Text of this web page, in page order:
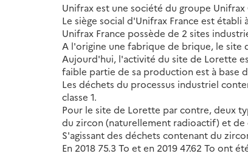
Unifrax est une société du groupe
Le siège social d'Unifrax France est établi
Unifrax France possède de 2 sites
A l'origine une fabrique de brique, le site
Aujourd'hui, l'activité du site de Lorette
faible partie de sa production est à base
Les déchets du processus industriel
classe 1.
Pour le site de Lorette par contre, deux
du zircon (naturellement radioactif) et de
S'agissant des déchets contenant du
En 2018 75.3 To et en 2019 47.62 To ont